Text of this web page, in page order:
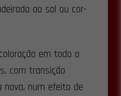
ao sol ou cor-
em todo o
com transição
nova, num efeito de